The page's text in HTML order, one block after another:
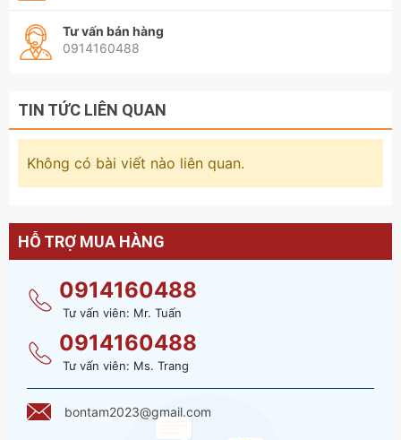
Tư vấn bán hàng
0914160488
TIN TỨC LIÊN QUAN
Không có bài viết nào liên quan.
HỖ TRỢ MUA HÀNG
0914160488
Tư vấn viên: Mr. Tuấn
0914160488
Tư vấn viên: Ms. Trang
bontam2023@gmail.com